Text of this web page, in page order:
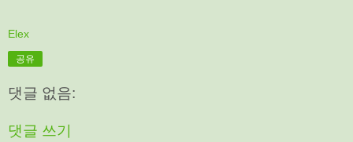
Elex
공유
댓글 없음:
댓글 쓰기